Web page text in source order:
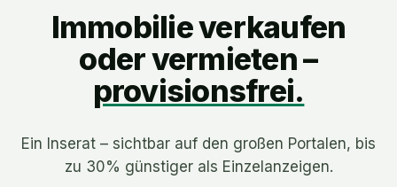
Immobilie verkaufen
oder vermieten –
provisionsfrei.
Ein Inserat – sichtbar auf den großen Portalen, bis
zu 30% günstiger als Einzelanzeigen.